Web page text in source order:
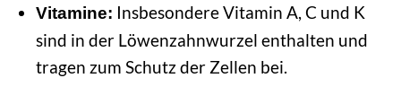
Vitamine: Insbesondere Vitamin A, C und K
sind in der Löwenzahnwurzel enthalten und
tragen zum Schutz der Zellen bei.